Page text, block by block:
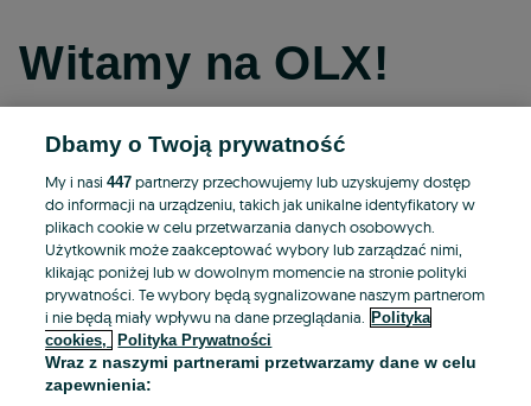
Witamy na OLX!
Kontynuuj przez Facebooka
Kontynuuj przez konto Apple
Kontynuuj przez konto Google
LUB
Dbamy o Twoją prywatność
My i nasi447 partnerzy przechowujemy lub uzyskujemy dostęp
do informacji na urządzeniu, takich jak unikalne identyfikatory w
plikach cookie w celu przetwarzania danych osobowych.
Użytkownik może zaakceptować wybory lub zarządzać nimi,
klikając poniżej lub w dowolnym momencie na stronie polityki
prywatności. Te wybory będą sygnalizowane naszym partnerom
i nie będą miały wpływu na dane przeglądania.
Polityka
cookies,
Polityka Prywatności
Wraz z naszymi partnerami przetwarzamy dane w celu
zapewnienia: